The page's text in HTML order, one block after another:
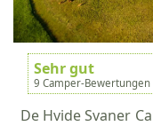
Sehr gut
9 Camper-Bewertungen
De Hvide Svaner